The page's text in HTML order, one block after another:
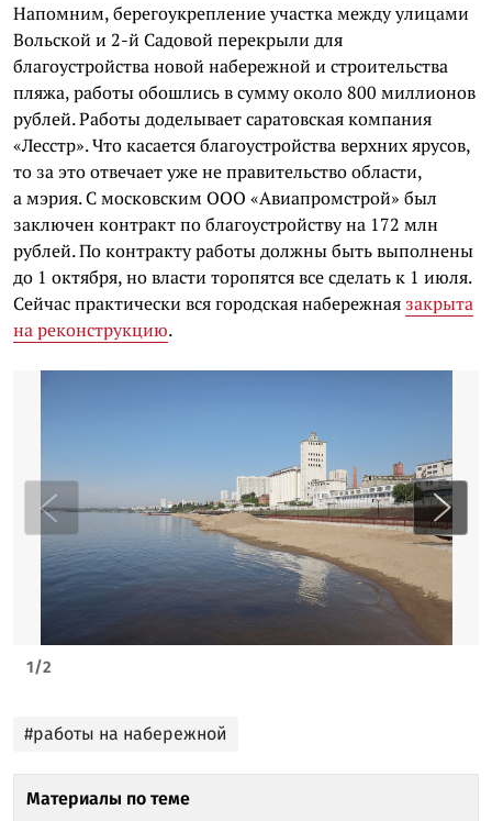
Напомним, берегоукрепление участка между улицами
Вольской и 2-й Садовой перекрыли для
благоустройства новой набережной и строительства
пляжа, работы обошлись в сумму около 800 миллионов
рублей. Работы доделывает саратовская компания
«Лесстр». Что касается благоустройства верхних ярусов,
то за это отвечает уже не правительство области,
а мэрия. С московским ООО «Авиапромстрой» был
заключен контракт по благоустройству на 172 млн
рублей. По контракту работы должны быть выполнены
до 1 октября, но власти торопятся все сделать к 1 июля.
Сейчас практически вся городская набережная закрыта
на реконструкцию.
1/2
#работы на набережной
Материалы по теме